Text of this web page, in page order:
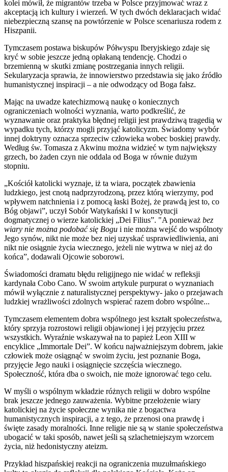
kolei mówił, że migrantów trzeba w Polsce przyjmować wraz z
akceptacją ich kultury i wierzeń. W tych dwóch deklaracjach widać
niebezpieczną szansę na powtórzenie w Polsce scenariusza rodem z
Hiszpanii.
Tymczasem postawa biskupów Półwyspu Iberyjskiego zdaje się
kryć w sobie jeszcze jedną opłakaną tendencję. Chodzi o
brzemienną w skutki zmianę postrzegania innych religii.
Sekularyzacja sprawia, że innowierstwo przedstawia się jako źródło
humanistycznej inspiracji – a nie odwodzący od Boga fałsz.
Mając na uwadze katechizmową naukę o koniecznych
ograniczeniach wolności wyznania, warto podkreślić, że
wyznawanie oraz praktyka błędnej religii jest prawdziwą tragedią w
wypadku tych, którzy mogli przyjąć katolicyzm. Świadomy wybór
innej doktryny oznacza sprzeciw człowieka wobec boskiej prawdy.
Według św. Tomasza z Akwinu można widzieć w tym największy
grzech, bo żaden czyn nie oddala od Boga w równie dużym
stopniu.
„Kościół katolicki wyznaje, iż ta wiara, początek zbawienia
ludzkiego, jest cnotą nadprzyrodzoną, przez którą wierzymy, pod
wpływem natchnienia i z pomocą łaski Bożej, że prawdą jest to, co
Bóg objawi”, uczył Sobór Watykański I w konstytucji
dogmatycznej o wierze katolickiej „Dei Filius”. "A ponieważ bez
wiary nie można podobać się Bogu i nie można wejść do wspólnoty
Jego synów, nikt nie może bez niej uzyskać usprawiedliwienia, ani
nikt nie osiągnie życia wiecznego, jeżeli nie wytrwa w niej aż do
końca”, dodawali Ojcowie soborowi.
Świadomości dramatu błędu religijnego nie widać w refleksji
kardynała Cobo Cano. W swoim artykule purpurat o wyznaniach
mówił wyłącznie z naturalistycznej perspektywy- jako o przejawach
ludzkiej wrażliwości zdolnych wspierać razem dobro wspólne...
Tymczasem elementem dobra wspólnego jest kształt społeczeństwa,
który sprzyja rozrostowi religii objawionej i jej przyjęciu przez
wszystkich. Wyraźnie wskazywał na to papież Leon XIII w
encyklice „Immortale Dei”. W końcu najważniejszym dobrem, jakie
człowiek może osiągnąć w swoim życiu, jest poznanie Boga,
przyjęcie Jego nauki i osiągnięcie szczęścia wiecznego.
Społeczność, która dba o swoich, nie może ignorować tego celu.
W myśli o wspólnym wkładzie różnych religii w dobro wspólne
brak jeszcze jednego zauważenia. Wybitne przełożenie wiary
katolickiej na życie społeczne wynika nie z bogactwa
humanistycznych inspiracji, a z tego, że przenosi ona prawdę i
święte zasady moralności. Inne religie nie są w stanie społeczeństwa
ubogacić w taki sposób, nawet jeśli są szlachetniejszym wzorcem
życia, niż hedonistyczny ateizm.
Przykład hiszpańskiej reakcji na ograniczenia muzułmańskiego